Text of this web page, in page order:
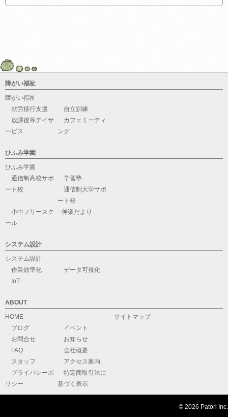
障がい福祉
障がい福祉
就労移行支援
自立訓練
放課後等デイサ
ービス
カフェミーティ
ング
ひふみ学園
ひふみ学園
通信制高校サポ
ート校
学習塾
通信制大学サポ
ート校
小中フリースク
ール
伸楽だより
システム設計
システム設計
作業効率化
データ可視化
IoT
ABOUT
HOME
ブログ
イベント
お問合せ
お知らせ
FAQ
会社概要
スタッフ
アクセス案内
プライバシーポ
リシー
特定商取引法に
基づく表示
サイトマップ
© 2026 Patori Inc.